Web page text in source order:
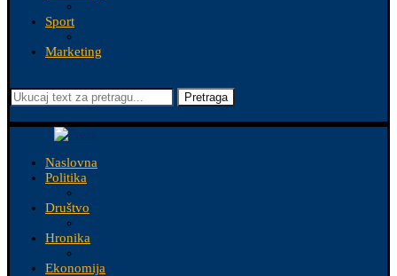
Sport
Marketing
Pretraga
Naslovna
Politika
Društvo
Hronika
Ekonomija